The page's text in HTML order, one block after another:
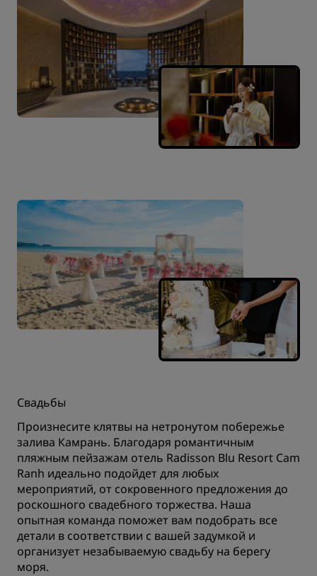
Свадьбы
Произнесите клятвы на нетронутом побережье
залива Камрань. Благодаря романтичным
пляжным пейзажам отель Radisson Blu Resort Cam
Ranh идеально подойдет для любых
мероприятий, от сокровенного предложения до
роскошного свадебного торжества. Наша
опытная команда поможет вам подобрать все
детали в соответствии с вашей задумкой и
организует незабываемую свадьбу на берегу
моря.